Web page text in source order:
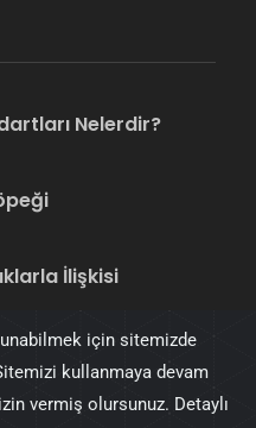
Nelerdir?
İlişkisi
için sitemizde
kullanmaya devam
vermiş olursunuz. Detaylı